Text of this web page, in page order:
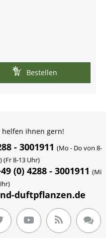
Bestellen
helfen ihnen gern!
- 3001911 (Mo - Do von 8-
(Fr 8-13 Uhr)
(0) 4288 - 3001911 (Mi
duftpflanzen.de